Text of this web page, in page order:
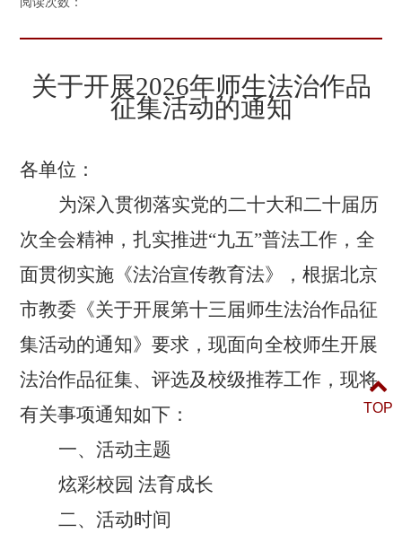
关于开展2026年师生法治作品
征集活动的通知
各单位：
为深入贯彻落实党的二十大和二十届历
次全会精神，扎实推进“九五”普法工作，全
面贯彻实施《法治宣传教育法》，根据北京
市教委《关于开展第十三届师生法治作品征
集活动的通知》要求，现面向全校师生开展
法治作品征集、评选及校级推荐工作，现将
有关事项通知如下：
一、活动主题
炫彩校园 法育成长
二、活动时间
TOP